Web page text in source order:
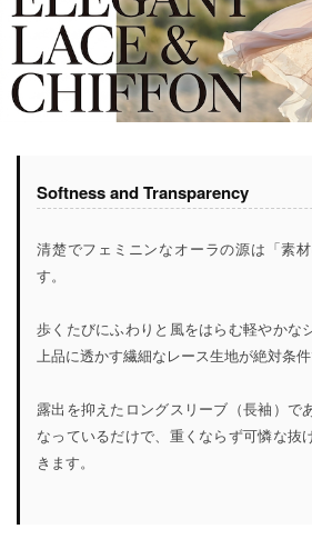
Softness and Transparency
清楚でフェミニンなオーラの源は「素
す。
歩くたびにふわりと風をはらむ軽やかな
上品に透かす繊細なレース生地が絶対条件
露出を抑えたロングスリーブ（長袖）で
なっているだけで、重くならず可憐な抜
きます。